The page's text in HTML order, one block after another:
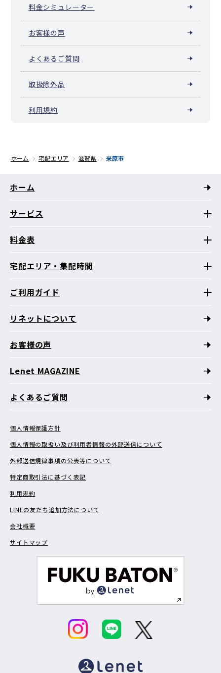
料金シミュレーター
お客様の声
よくあるご質問
取扱除外品
利用規約
ホーム 宅配エリア 滋賀県 米原市
ホーム
サービス
料金表
宅配エリア・集配時間
ご利用ガイド
リネットについて
お客様の声
Lenet MAGAZINE
よくあるご質問
個人情報保護方針
個人情報の取扱い及び利用者情報の外部送信について
外部送信規律事項の公表等について
特定商取引法に基づく表記
利用規約
LINEの友だち追加方法について
会社概要
サイトマップ